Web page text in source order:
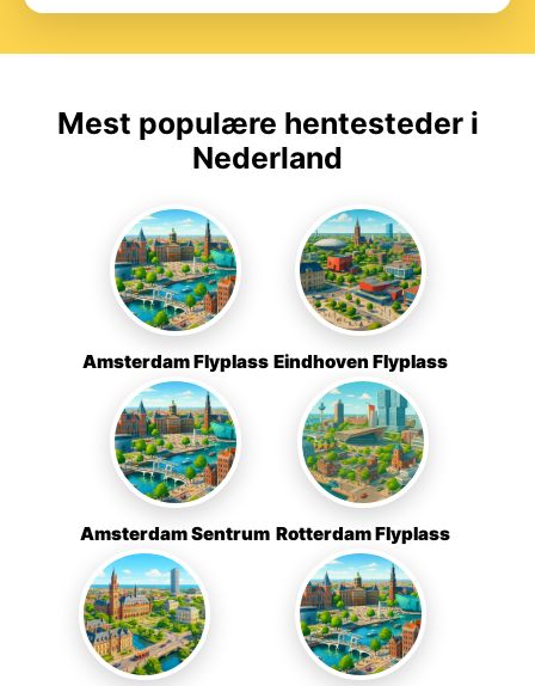
Mest populære hentesteder i
Nederland
Amsterdam Flyplass Eindhoven Flyplass
Amsterdam Sentrum Rotterdam Flyplass